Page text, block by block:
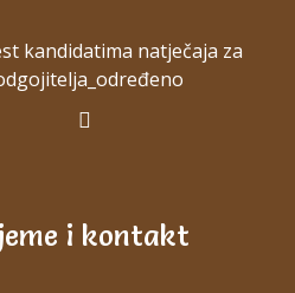
kandidatima natječaja za
i kontakt